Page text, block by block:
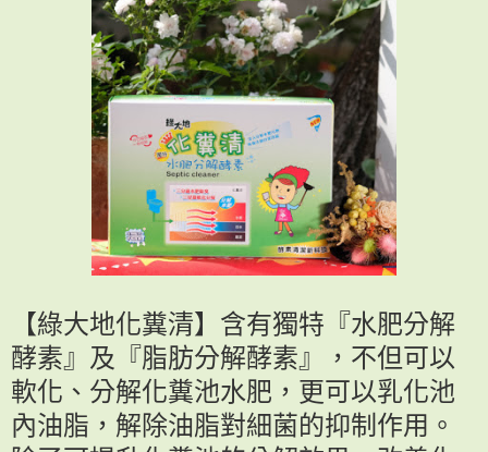
【綠大地化糞清】含有獨特『水肥分解
酵素』及『脂肪分解酵素』，不但可以
軟化、分解化糞池水肥，更可以乳化池
內油脂，解除油脂對細菌的抑制作用。